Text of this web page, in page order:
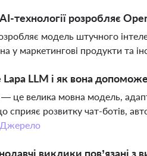
технології розробляє
модель штучного
у маркетингові продукти та
LLM і як вона допоможе
це велика мовна модель,
сприяє розвитку чат-ботів,
Джерело
виклики пов’язані з